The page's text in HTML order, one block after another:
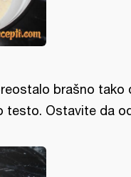
brašno tako
testo. Ostavite da